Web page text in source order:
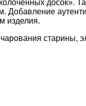
досок».
изделия.
старины,